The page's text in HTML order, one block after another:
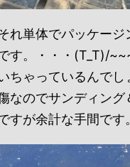
れ単体でパッケージ
す。・・・(T_T)/
ちゃっているんでし
なのでサンディング
すが余計な手間です。